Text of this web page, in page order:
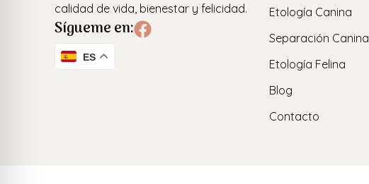
calidad de vida, bienestar y felicidad.
Sígueme en:
ES
Etología Canina
Separación Canina
Etología Felina
Blog
Contacto